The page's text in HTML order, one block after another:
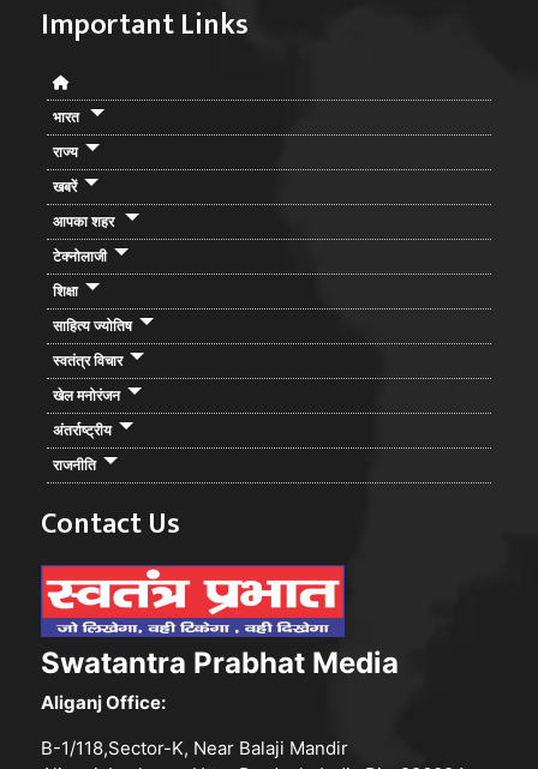
Important Links
भारत
राज्य
खबरें
आपका शहर
टेक्नोलाजी
शिक्षा
साहित्य ज्योतिष
स्वतंत्र विचार
खेल मनोरंजन
अंतर्राष्ट्रीय
राजनीति
Contact Us
Swatantra Prabhat Media
Aliganj Office:
B-1/118,Sector-K, Near Balaji Mandir